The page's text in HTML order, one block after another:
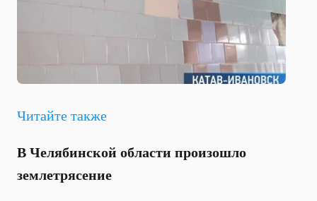
Читайте также
В Челябинской области произошло
землетрясение